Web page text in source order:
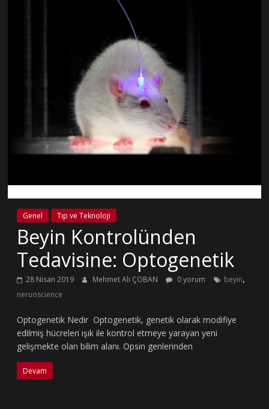
Genel Tıp ve Teknoloji
Beyin Kontrolünden
Tedavisine: Optogenetik
28 Nisan 2019 Mehmet Ali ÇOBAN 0 yorum beyin,
neruoscience
Optogenetik Nedir Optogenetik, genetik olarak modifiye
edilmiş hücreleri ışık ile kontrol etmeye yarayan yeni
gelişmekte olan bilim alanı. Opsin genlerinden
Devam